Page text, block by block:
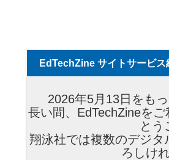
EdTechZine サイトサービス
2026年5月13日をも
長い間、EdTechZineを
とう
翔泳社では複数のデジ
ろしけ